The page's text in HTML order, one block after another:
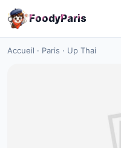
FoodyParis
Accueil · Paris · Up Thai